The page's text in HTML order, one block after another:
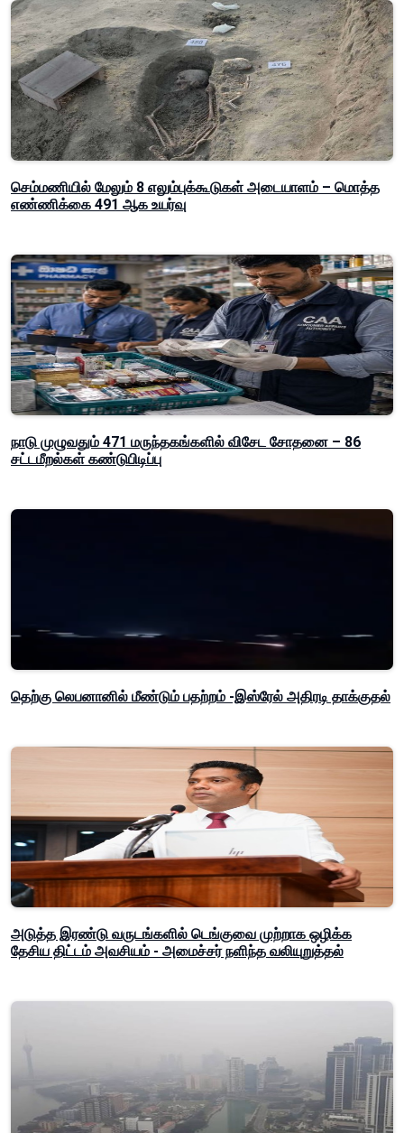
செம்மணியில் மேலும் 8 எலும்புக்கூடுகள் அடையாளம் – மொத்த
எண்ணிக்கை 491 ஆக உயர்வு
நாடு முழுவதும் 471 மருந்தகங்களில் விசேட சோதனை – 86
சட்டமீறல்கள் கண்டுபிடிப்பு
தெற்கு லெபனானில் மீண்டும் பதற்றம் -இஸ்ரேல் அதிரடி தாக்குதல்
அடுத்த இரண்டு வருடங்களில் டெங்குவை முற்றாக ஒழிக்க
தேசிய திட்டம் அவசியம் - அமைச்சர் நளிந்த வலியுறுத்தல்